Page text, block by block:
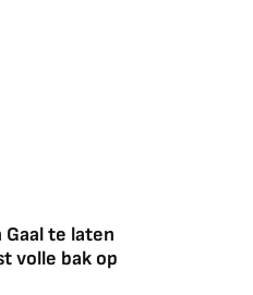
Gaal te laten
volle bak op